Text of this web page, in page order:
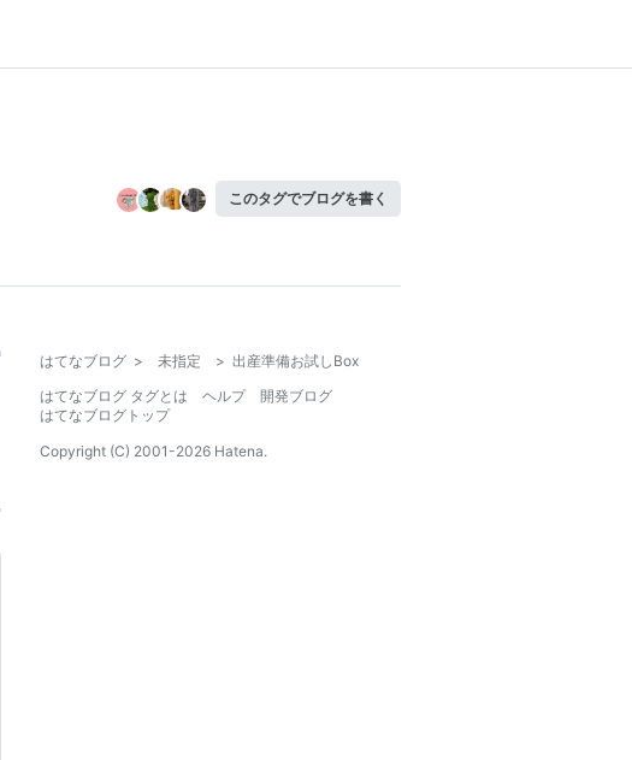
このタグでブログを書く
はてなブログ > 未指定 > 出産準備お試しBox
はてなブログ タグとは
ヘルプ
開発ブログ
はてなブログトップ
Copyright (C) 2001-2026 Hatena.